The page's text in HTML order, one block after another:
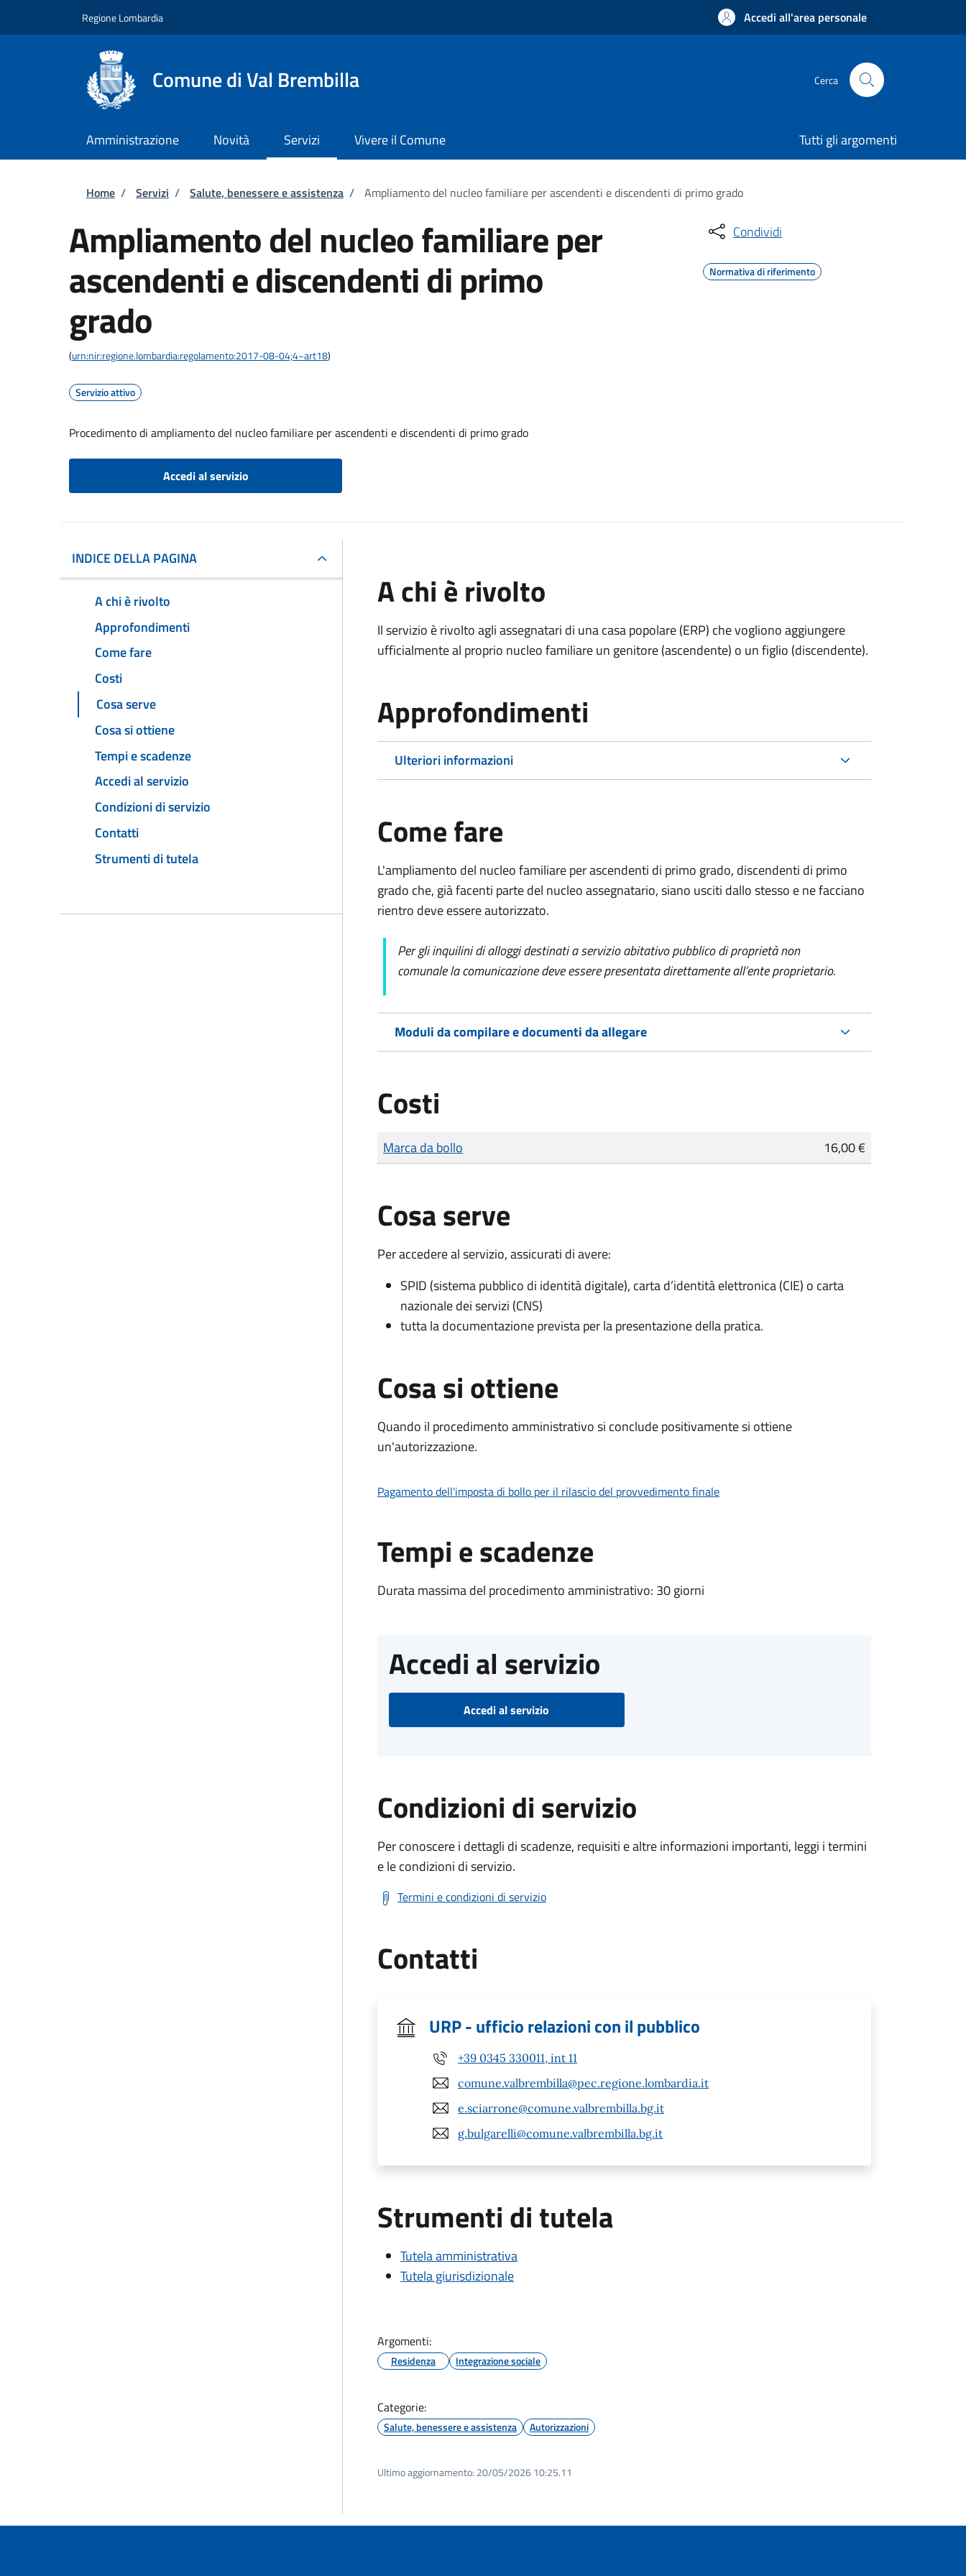
Regione Lombardia Accedi all'area personale
Comune di Val Brembilla Cerca
Amministrazione Novità Servizi Vivere il Comune Tutti gli argomenti
Briciole di pane
Home / Servizi / Salute, benessere e assistenza / Ampliamento del nucleo familiare per ascendenti e discendenti di primo grado
Ampliamento del nucleo familiare per
ascendenti e discendenti di primo
grado
(urn:nir:regione.lombardia:regolamento:2017-08-04;4~art18)
Servizio attivo
Procedimento di ampliamento del nucleo familiare per ascendenti e discendenti di primo grado
Accedi al servizio
Condividi
Normativa di riferimento
INDICE DELLA PAGINA
A chi è rivolto
Approfondimenti
Come fare
Costi
Cosa serve
Cosa si ottiene
Tempi e scadenze
Accedi al servizio
Condizioni di servizio
Contatti
Strumenti di tutela
A chi è rivolto
Il servizio è rivolto agli assegnatari di una casa popolare (ERP) che vogliono aggiungere
ufficialmente al proprio nucleo familiare un genitore (ascendente) o un figlio (discendente).
Approfondimenti
Ulteriori informazioni
Come fare
L'ampliamento del nucleo familiare per ascendenti di primo grado, discendenti di primo
grado che, già facenti parte del nucleo assegnatario, siano usciti dallo stesso e ne facciano
rientro deve essere autorizzato.
Per gli inquilini di alloggi destinati a servizio abitativo pubblico di proprietà non
comunale la comunicazione deve essere presentata direttamente all’ente proprietario.
Moduli da compilare e documenti da allegare
Costi
Tipo di pagamento
Importo
Marca da bollo 16,00 €
Cosa serve
Per accedere al servizio, assicurati di avere:
SPID (sistema pubblico di identità digitale), carta d’identità elettronica (CIE) o carta
nazionale dei servizi (CNS)
tutta la documentazione prevista per la presentazione della pratica.
Cosa si ottiene
Quando il procedimento amministrativo si conclude positivamente si ottiene
un'autorizzazione.
Pagamento dell'imposta di bollo per il rilascio del provvedimento finale
Tempi e scadenze
Durata massima del procedimento amministrativo: 30 giorni
Accedi al servizio
Accedi al servizio
Condizioni di servizio
Per conoscere i dettagli di scadenze, requisiti e altre informazioni importanti, leggi i termini
e le condizioni di servizio.
Termini e condizioni di servizio
Contatti
URP - ufficio relazioni con il pubblico
+39 0345 330011, int 11
comune.valbrembilla@pec.regione.lombardia.it
e.sciarrone@comune.valbrembilla.bg.it
g.bulgarelli@comune.valbrembilla.bg.it
Strumenti di tutela
Tutela amministrativa
Tutela giurisdizionale
Argomenti:
Residenza Integrazione sociale
Categorie:
Salute, benessere e assistenza Autorizzazioni
Ultimo aggiornamento: 20/05/2026 10:25.11